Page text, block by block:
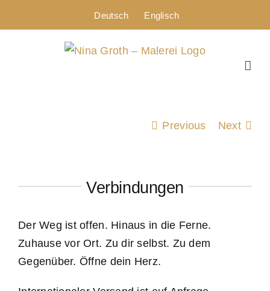
Inhalt
Deutsch Englisch
Previous Next
Verbindungen
Der Weg ist offen. Hinaus in die Ferne.
Zuhause vor Ort. Zu dir selbst. Zu dem
Gegenüber. Öffne dein Herz.